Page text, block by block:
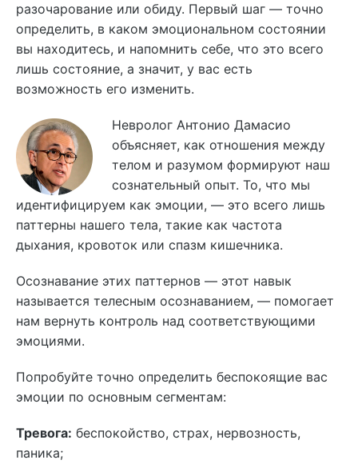
разочарование или обиду. Первый шаг — точно
определить, в каком эмоциональном состоянии
вы находитесь, и напомнить себе, что это всего
лишь состояние, а значит, у вас есть
возможность его изменить.
Невролог Антонио Дамасио
объясняет, как отношения между
телом и разумом формируют наш
сознательный опыт. То, что мы
идентифицируем как эмоции, — это всего лишь
паттерны нашего тела, такие как частота
дыхания, кровоток или спазм кишечника.
Осознавание этих паттернов — этот навык
называется телесным осознаванием, — помогает
нам вернуть контроль над соответствующими
эмоциями.
Попробуйте точно определить беспокоящие вас
эмоции по основным сегментам:
Тревога: беспокойство, страх, нервозность,
паника;